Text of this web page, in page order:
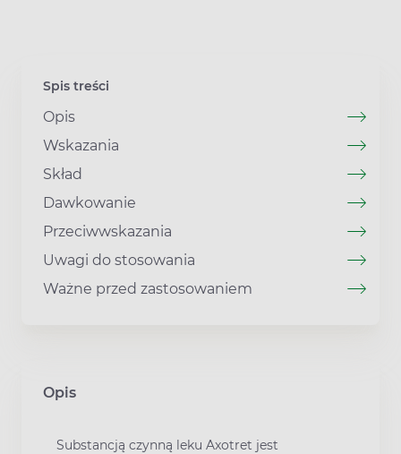
Spis treści
Opis
Wskazania
Skład
Dawkowanie
Przeciwwskazania
Uwagi do stosowania
Ważne przed zastosowaniem
Opis
Substancją czynną leku Axotret jest